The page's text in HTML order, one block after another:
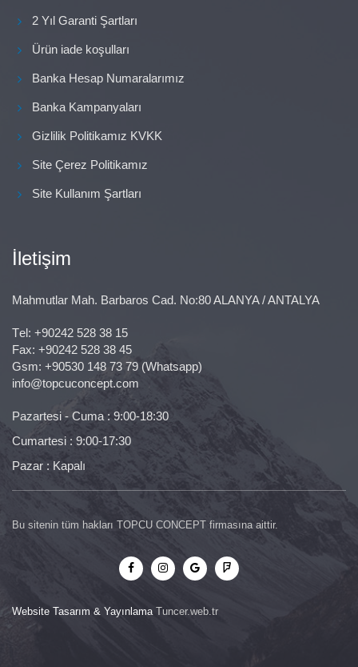
2 Yıl Garanti Şartları
Ürün iade koşulları
Banka Hesap Numaralarımız
Banka Kampanyaları
Gizlilik Politikamız KVKK
Site Çerez Politikamız
Site Kullanım Şartları
İletişim
Mahmutlar Mah. Barbaros Cad. No:80 ALANYA / ANTALYA
Тel: +90242 528 38 15
Fax: +90242 528 38 45
Gsm: +90530 148 73 79 (Whatsapp)
info@topcuconcept.com
Pazartesi - Cuma : 9:00-18:30
Cumartesi : 9:00-17:30
Pazar : Kapalı
Bu sitenin tüm hakları TOPCU CONCEPT firmasına aittir.
Website Tasarım & Yayınlama Tuncer.web.tr